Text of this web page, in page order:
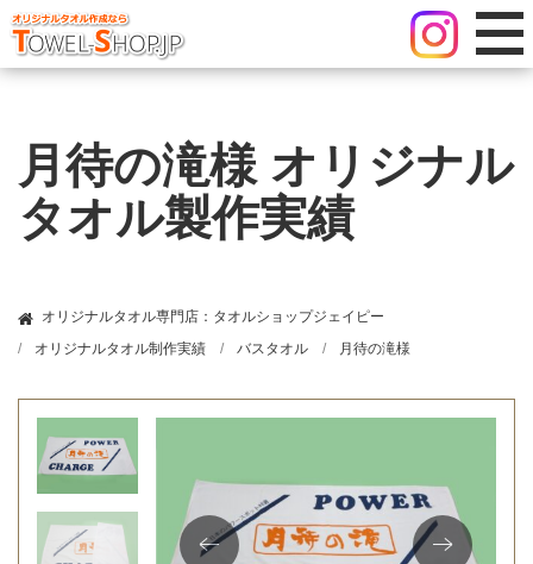
月待の滝様 オリジナル
タオル製作実績
オリジナルタオル専門店：タオルショップジェイピー
オリジナルタオル制作実績
バスタオル 月待の滝様